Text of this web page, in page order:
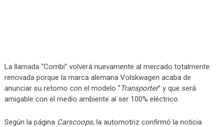
La llamada “Combi” volverá nuevamente al mercado totalmente
renovada porque la marca alemana Volskwagen acaba de
anunciar su retorno con el modelo “Transporter” y que será
amigable con el medio ambiente al ser 100% eléctrico.
Según la página Carscoops, la automotriz confirmó la noticia